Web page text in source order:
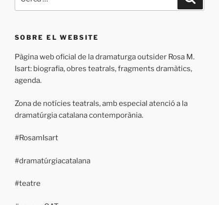
SOBRE EL WEBSITE
Pàgina web oficial de la dramaturga outsider Rosa M.
Isart: biografia, obres teatrals, fragments dramàtics,
agenda.
Zona de notícies teatrals, amb especial atenció a la
dramatúrgia catalana contemporània.
#RosamIsart
#dramatúrgiacatalana
#teatre